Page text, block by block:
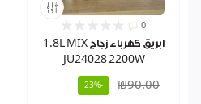
0
ابريق كهرباء زجاج 1.8L MIX
JU24028 2200W
₪90.00
-23%